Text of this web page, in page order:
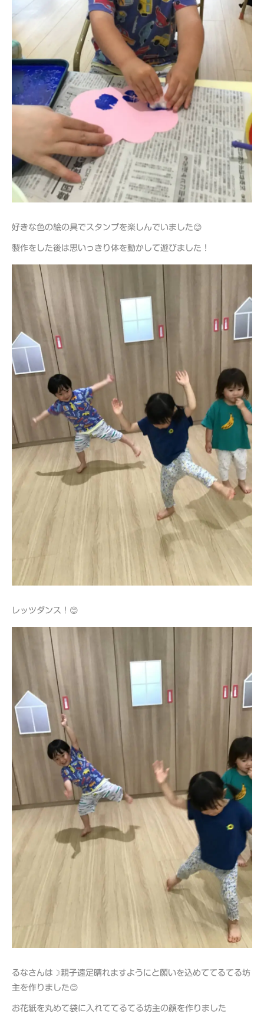
好きな色の絵の具でスタンプを楽しんでいました😊
製作をした後は思いっきり体を動かして遊びました！
レッツダンス！😊
るなさんは☽親子遠足晴れますようにと願いを込めててるてる坊
主を作りました😊
お花紙を丸めて袋に入れててるてる坊主の顔を作りました